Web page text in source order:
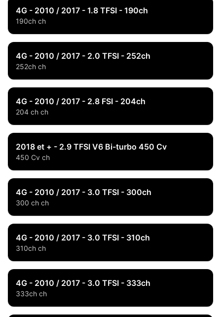
4G - 2010 / 2017 - 1.8 TFSI - 190ch
190ch ch
4G - 2010 / 2017 - 2.0 TFSI - 252ch
252ch ch
4G - 2010 / 2017 - 2.8 FSI - 204ch
204 ch ch
2018 et + - 2.9 TFSI V6 Bi-turbo 450 Cv
450 Cv ch
4G - 2010 / 2017 - 3.0 TFSI - 300ch
300 ch ch
4G - 2010 / 2017 - 3.0 TFSI - 310ch
310ch ch
4G - 2010 / 2017 - 3.0 TFSI - 333ch
333ch ch